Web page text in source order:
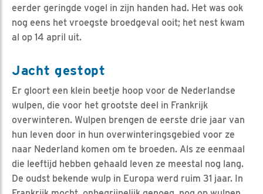
eerder geringde vogel in zijn handen had. Het was ook
nog eens het vroegste broedgeval ooit; het nest kwam
al op 14 april uit.
Jacht gestopt
Er gloort een klein beetje hoop voor de Nederlandse
wulpen, die voor het grootste deel in Frankrijk
overwinteren. Wulpen brengen de eerste drie jaar van
hun leven door in hun overwinteringsgebied voor ze
naar Nederland komen om te broeden. Als ze eenmaal
die leeftijd hebben gehaald leven ze meestal nog lang.
De oudst bekende wulp in Europa werd ruim 31 jaar. In